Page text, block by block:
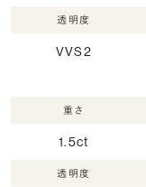
透明度
VVS2
重さ
1.5ct
透明度